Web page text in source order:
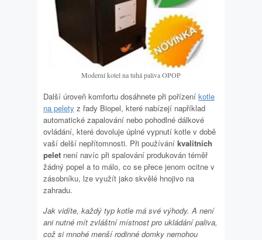
Moderní kotel na tuhá paliva OPOP
Další úroveň komfortu dosáhnete při pořízení kotle
na pelety z řady Biopel, které nabízejí například
automatické zapalování nebo pohodlné dálkové
ovládání, které dovoluje úplné vypnutí kotle v době
vaší delší nepřítomnosti. Při používání kvalitních
pelet není navíc při spalování produkován téměř
žádný popel a to málo, co se přece jenom ocitne v
zásobníku, lze využít jako skvělé hnojivo na
zahradu.
Jak vidíte, každý typ kotle má své výhody. A není
ani nutné mít zvláštní místnost pro ukládání paliva,
což si mnohé menší rodinné domky nemohou